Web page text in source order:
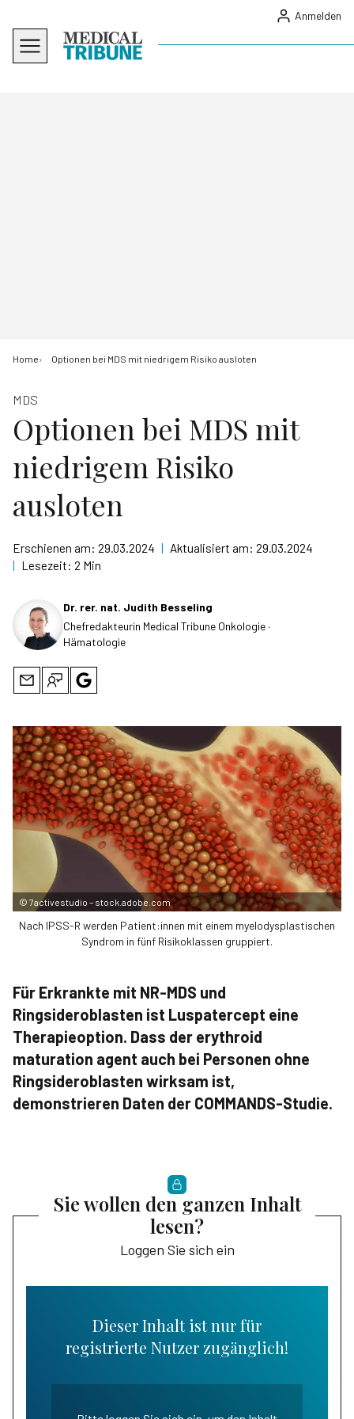
Anmelden
Home Optionen bei MDS mit niedrigem Risiko ausloten
MDS
Optionen bei MDS mit
niedrigem Risiko
ausloten
Erschienen am: 29.03.2024 | Aktualisiert am: 29.03.2024
| Lesezeit: 2 Min
Dr. rer. nat. Judith Besseling
Chefredakteurin Medical Tribune Onkologie ·
Hämatologie
© 7activestudio – stock.adobe.com
Nach IPSS-R werden Patient:innen mit einem myelodysplastischen
Syndrom in fünf Risikoklassen gruppiert.
Für Erkrankte mit NR-MDS und
Ringsideroblasten ist Luspatercept eine
Therapieoption. Dass der erythroid
maturation agent auch bei Personen ohne
Ringsideroblasten wirksam ist,
demonstrieren Daten der COMMANDS-Studie.
Sie wollen den ganzen Inhalt
lesen?
Loggen Sie sich ein
Dieser Inhalt ist nur für
registrierte Nutzer zugänglich!